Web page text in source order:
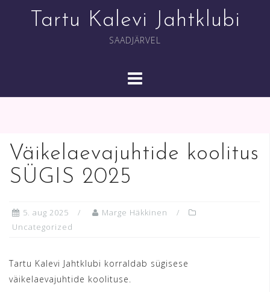
Tartu Kalevi Jahtklubi
SAADJÄRVEL
Väikelaevajuhtide koolitus
SÜGIS 2025
5. aug 2025
Marge Häkkinen
Uncategorized
Tartu Kalevi Jahtklubi korraldab sügisese
väikelaevajuhtide koolituse.